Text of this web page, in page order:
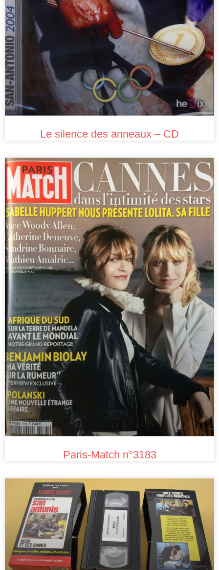
Le silence des anneaux – CD
Paris-Match n°3183